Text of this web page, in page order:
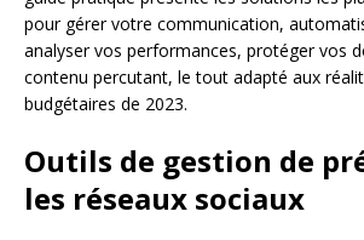
pour gérer votre communication,
analyser vos performances, protéger vos
contenu percutant, le tout adapté aux
budgétaires de 2023.
Outils de gestion de
les réseaux sociaux